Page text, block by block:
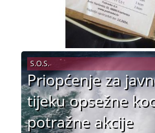
Priopćenje za
tijeku opsežne
potražne akcije
S.O.S.